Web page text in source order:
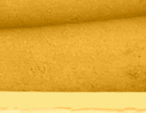
الصفحه الرئيسية